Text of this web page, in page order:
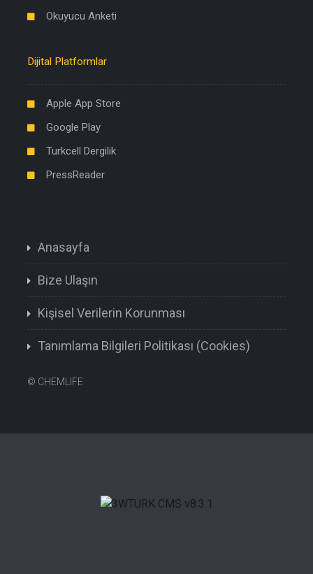
Okuyucu Anketi
Dijital Platformlar
Apple App Store
Google Play
Turkcell Dergilik
PressReader
Anasayfa
Bize Ulaşın
Kişisel Verilerin Korunması
Tanımlama Bilgileri Politikası (Cookies)
© CHEMLIFE